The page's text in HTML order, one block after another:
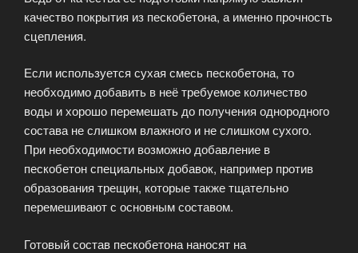
качество покрытия из пескобетона, а именно прочность
сцепления.
Если используется сухая смесь пескобетона, то
необходимо добавить в неё требуемое количество
воды и хорошо перемешать до получения однородного
состава не слишком влажного и не слишком сухого.
При необходимости возможно добавление в
пескобетон специальных добавок, например против
образования трещин, которые также тщательно
перемешивают с основным составом.
Готовый состав пескобетона наносят на